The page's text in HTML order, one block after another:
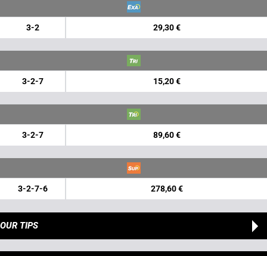
3-2 29,30 €
3-2-7 15,20 €
3-2-7 89,60 €
3-2-7-6 278,60 €
OUR TIPS